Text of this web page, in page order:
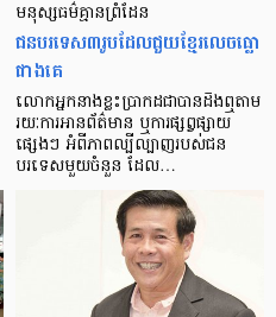
មនុស្ស​ធម៌​គ្មាន​ព្រំដែន
ជន​បរទេស​៣​រូប​ដែល​ជួយ​ខ្មែរ​លេច​ធ្លោ​
ជាង​គេ
លោកអ្នក​នាង​ខ្លះ​ប្រាកដ​ជា​បាន​​ដឹង​ឮ​តាម​
រយៈ​ការ​អាន​ព័ត៌មាន ឬ​ការ​ផ្សព្វផ្សាយ​
ផ្សេងៗ អំពី​ភាព​ល្បីល្បាញ​របស់​ជន​
បរទេស​មួយ​ចំនួន ដែល…